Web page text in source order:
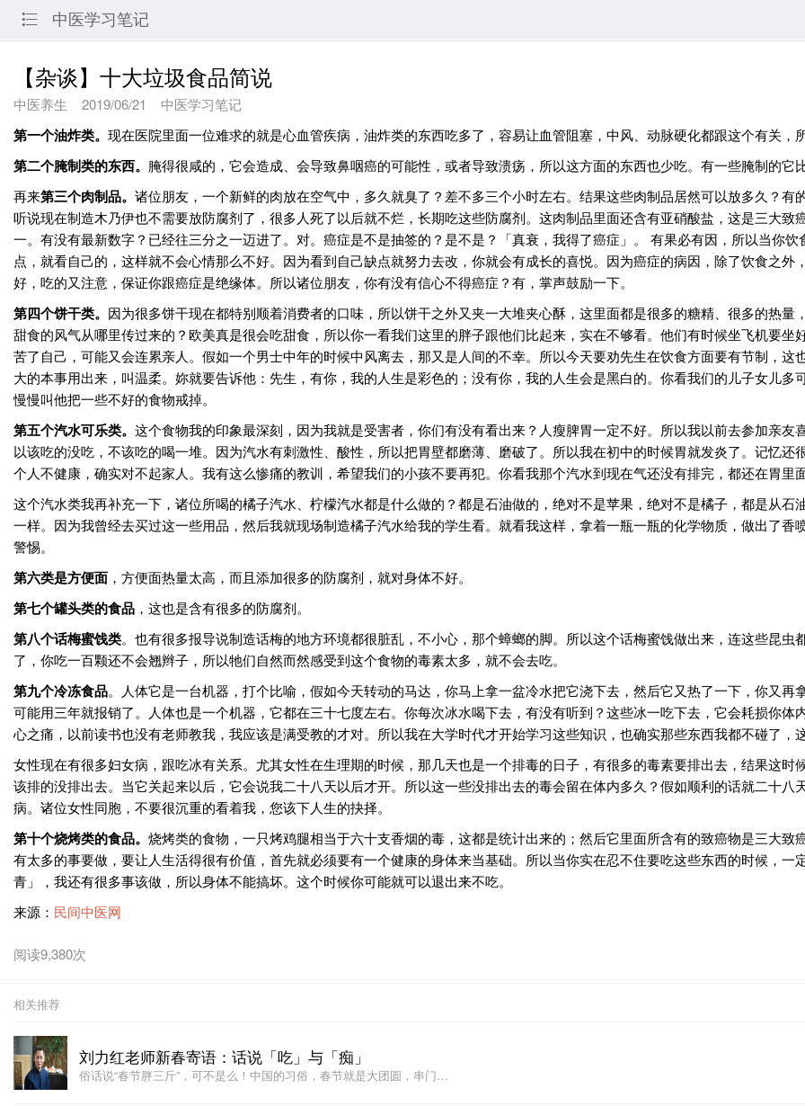
 中医学习笔记
【杂谈】十大垃圾食品简说
中医养生 2019/06/21 中医学习笔记
第一个油炸类。 现在医院里面一位难求的就是心血管疾病，油炸类的东西吃多了，容易让血管阻塞，中风、动脉硬化都跟这个有关，
第二个腌制类的东西。 腌得很咸的，它会造成、会导致鼻咽癌的可能性，或者导致溃疡，所以这方面的东西也少吃。有一些腌制的它
再来第三个肉制品。 诸位朋友，一个新鲜的肉放在空气中，多久就臭了？差不多三个小时左右。结果这些肉制品居然可以放多久？
听说现在制造木乃伊也不需要放防腐剂了，很多人死了以后就不烂，长期吃这些防腐剂。这肉制品里面还含有亚硝酸盐，这是三大
一。有没有最新数字？已经往三分之一迈进了。对。癌症是不是抽签的？是不是？「真衰，我得了癌症」。 有果必有因，所以当你
点，就看自己的，这样就不会心情那么不好。因为看到自己缺点就努力去改，你就会有成长的喜悦。因为癌症的病因，除了饮食之
好，吃的又注意，保证你跟癌症是绝缘体。所以诸位朋友，你有没有信心不得癌症？有，掌声鼓励一下。
第四个饼干类。 因为很多饼干现在都特别顺着消费者的口味，所以饼干之外又夹一大堆夹心酥，这里面都是很多的糖精、很多的热
甜食的风气从哪里传过来的？欧美真是很会吃甜食，所以你一看我们这里的胖子跟他们比起来，实在不够看。他们有时候坐飞机要
苦了自己，可能又会连累亲人。假如一个男士中年的时候中风离去，那又是人间的不幸。所以今天要劝先生在饮食方面要有节制，
大的本事用出来，叫温柔。妳就要告诉他：先生，有你，我的人生是彩色的；没有你，我的人生会是黑白的。你看我们的儿子女儿
慢慢叫他把一些不好的食物戒掉。
第五个汽水可乐类。 这个食物我的印象最深刻，因为我就是受害者，你们有没有看出来？人瘦脾胃一定不好。所以我以前去参加亲
以该吃的没吃，不该吃的喝一堆。因为汽水有刺激性、酸性，所以把胃壁都磨薄、磨破了。所以我在初中的时候胃就发炎了。记忆
个人不健康，确实对不起家人。我有这么惨痛的教训，希望我们的小孩不要再犯。你看我那个汽水到现在气还没有排完，都还在胃里
这个汽水类我再补充一下，诸位所喝的橘子汽水、柠檬汽水都是什么做的？都是石油做的，绝对不是苹果，绝对不是橘子，都是从
一样。因为我曾经去买过这一些用品，然后我就现场制造橘子汽水给我的学生看。就看我这样，拿着一瓶一瓶的化学物质，做出了
警惕。
第六类是方便面 ，方便面热量太高，而且添加很多的防腐剂，就对身体不好。
第七个罐头类的食品 ，这也是含有很多的防腐剂。
第八个话梅蜜饯类。也有很多报导说制造话梅的地方环境都很脏乱，不小心，那个蟑螂的脚。所以这个话梅蜜饯做出来，连这些昆
了，你吃一百颗还不会翘辫子，所以牠们自然而然感受到这个食物的毒素太多，就不会去吃。
第九个冷冻食品。人体它是一台机器，打个比喻，假如今天转动的马达，你马上拿一盆冷水把它浇下去，然后它又热了一下，你又再
可能用三年就报销了。人体也是一个机器，它都在三十七度左右。你每次冰水喝下去，有没有听到？这些冰一吃下去，它会耗损你
心之痛，以前读书也没有老师教我，我应该是满受教的才对。所以我在大学时代才开始学习这些知识，也确实那些东西我都不碰了，
女性现在有很多妇女病，跟吃冰有关系。尤其女性在生理期的时候，那几天也是一个排毒的日子，有很多的毒素要排出去，结果这
该排的没排出去。当它关起来以后，它会说我二十八天以后才开。所以这一些没排出去的毒会留在体内多久？假如顺利的话就二十
病。诸位女性同胞，不要很沉重的看着我，您该下人生的抉择。
第十个烧烤类的食品。 烧烤类的食物，一只烤鸡腿相当于六十支香烟的毒，这都是统计出来的；然后它里面所含有的致癌物是三大
有太多的事要做，要让人生活得很有价值，首先就必须要有一个健康的身体来当基础。所以当你实在忍不住要吃这些东西的时候，
青」，我还有很多事该做，所以身体不能搞坏。这个时候你可能就可以退出来不吃。
来源： 民间中医网
阅读9,380次
相关推荐
刘力红老师新春寄语：话说「吃」与「痴」
俗话说“春节胖三斤”，可不是么！中国的习俗，春节就是大团圆，串门…